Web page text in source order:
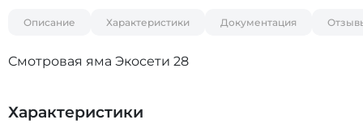
Описание Характеристики Документация
Смотровая яма Экосети 28
Характеристики